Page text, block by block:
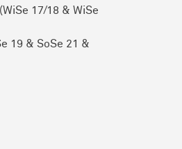
17/18 & WiSe
19 & SoSe 21 &